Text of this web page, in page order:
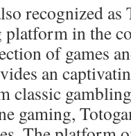
recognized
platform in the
of games
an
classic
gaming,